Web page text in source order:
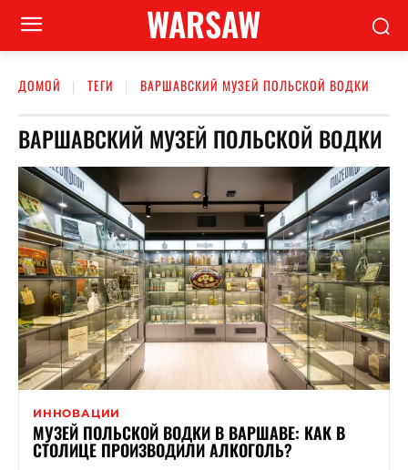
WARSAW
ДОМОЙ ТЕГИ ВАРШАВСКИЙ МУЗЕЙ ПОЛЬСКОЙ ВОДКИ
ВАРШАВСКИЙ МУЗЕЙ ПОЛЬСКОЙ ВОДКИ
ИННОВАЦИИ
МУЗЕЙ ПОЛЬСКОЙ ВОДКИ В ВАРШАВЕ: КАК В
СТОЛИЦЕ ПРОИЗВОДИЛИ АЛКОГОЛЬ?